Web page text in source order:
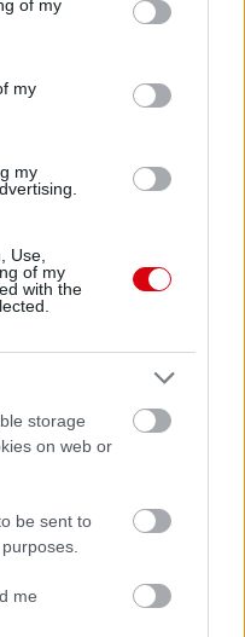
You may click to
its third-party tags to
in below Google
of my
my
my
Use,
of my
with the
storage
on web or
be sent to
me